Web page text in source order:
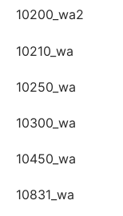
10200_wa2
10210_wa
10250_wa
10300_wa
10450_wa
10831_wa